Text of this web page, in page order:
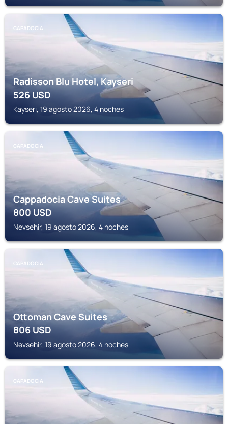
CAPADOCIA
Radisson Blu Hotel, Kayseri
526USD
Kayseri, 19 agosto 2026, 4 noches
CAPADOCIA
Cappadocia Cave Suites
800USD
Nevsehir, 19 agosto 2026, 4 noches
CAPADOCIA
Ottoman Cave Suites
806USD
Nevsehir, 19 agosto 2026, 4 noches
CAPADOCIA